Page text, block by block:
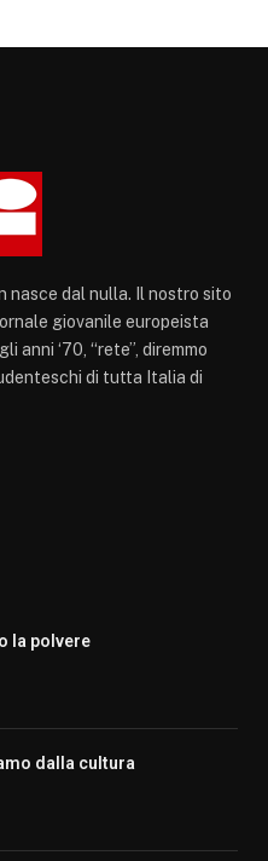
nasce dal nulla. Il nostro sito
giovanile europeista
anni ‘70, “rete”, diremmo
di tutta Italia di
la polvere
dalla cultura